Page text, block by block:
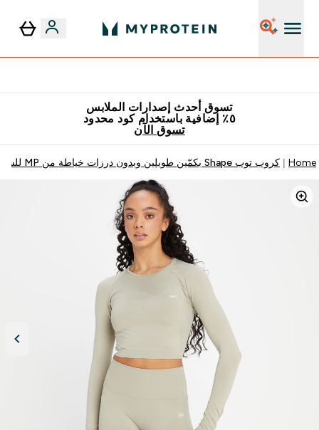
تسوق أحدث إصدارات الملابس
٥٪ إضافية باستخدام كود محدود
تسوق الآن
Home كروب توب Shape بكمّين طويلين وبدون درزات خياطة من MP للسيدات - لون بيج داكن